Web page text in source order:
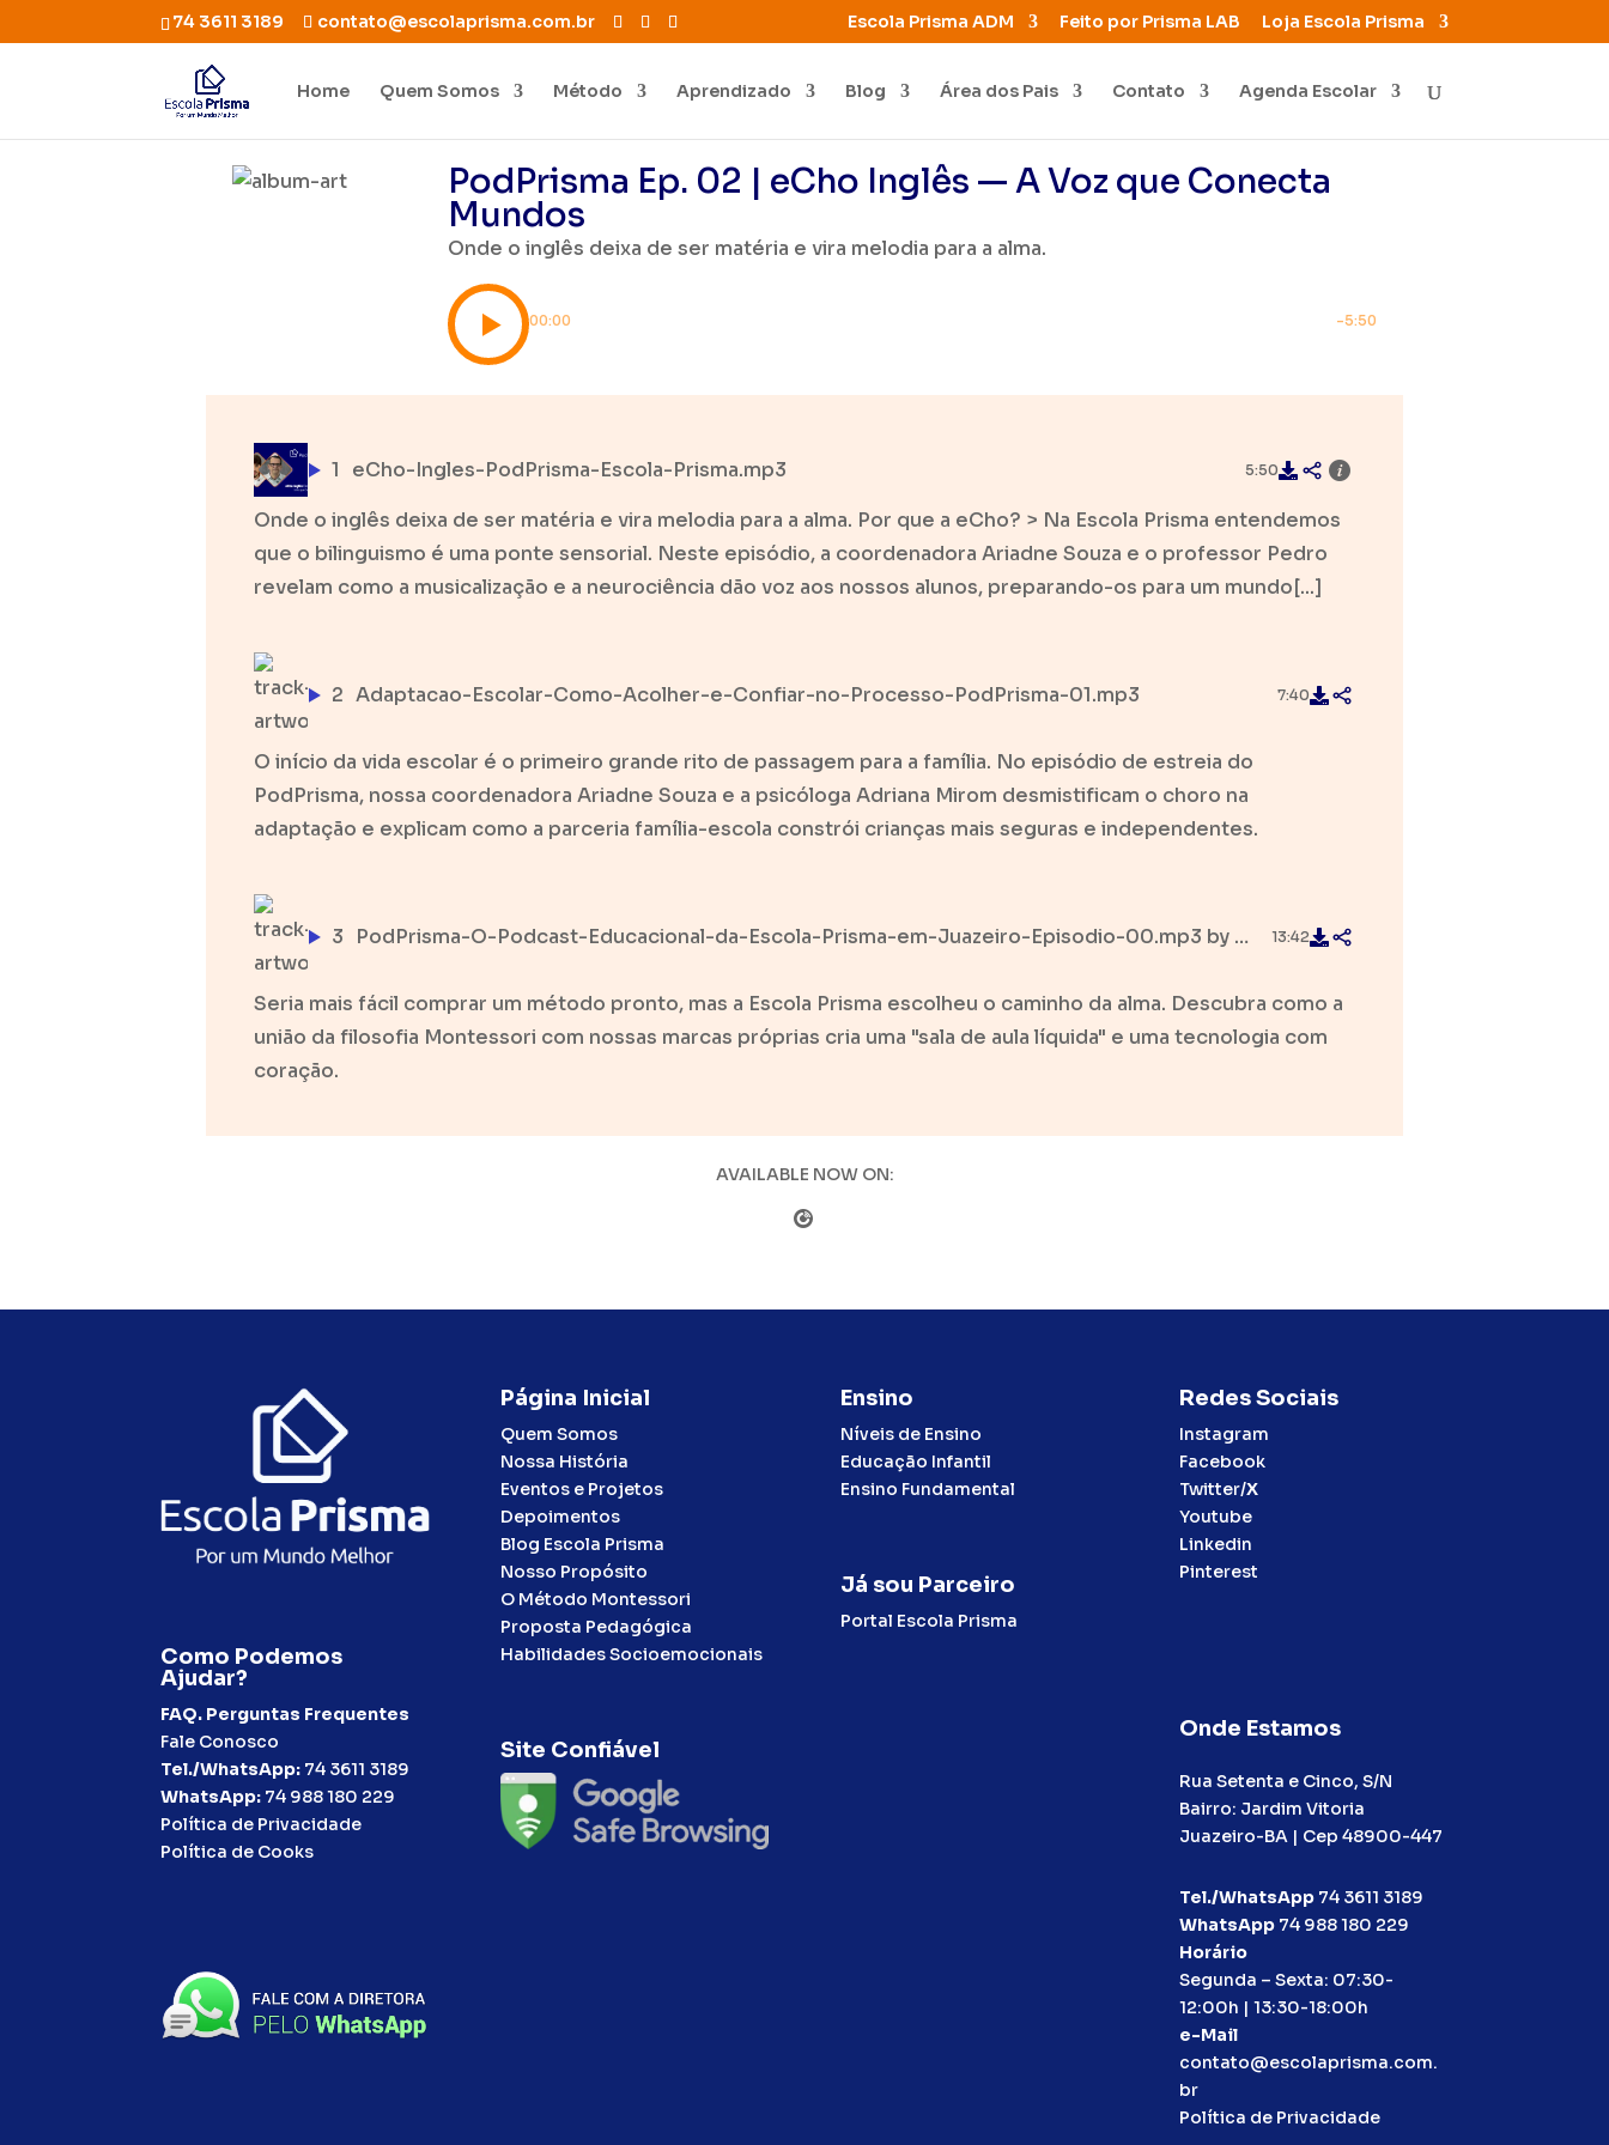
74 3611 3189 contato@escolaprisma.com.br Escola Prisma ADM Feito por Prisma LAB Loja Escola Prisma
Home Quem Somos Método Aprendizado Blog Área dos Pais Contato Agenda Escolar
PodPrisma Ep. 02 | eCho Inglês — A Voz que Conecta
Mundos
Onde o inglês deixa de ser matéria e vira melodia para a alma.
00:00 -5:50
1 eCho-Ingles-PodPrisma-Escola-Prisma.mp3 5:50
Onde o inglês deixa de ser matéria e vira melodia para a alma. Por que a eCho? > Na Escola Prisma entendemos
que o bilinguismo é uma ponte sensorial. Neste episódio, a coordenadora Ariadne Souza e o professor Pedro
revelam como a musicalização e a neurociência dão voz aos nossos alunos, preparando-os para um mundo[...]
2 Adaptacao-Escolar-Como-Acolher-e-Confiar-no-Processo-PodPrisma-01.mp3 7:40
O início da vida escolar é o primeiro grande rito de passagem para a família. No episódio de estreia do
PodPrisma, nossa coordenadora Ariadne Souza e a psicóloga Adriana Mirom desmistificam o choro na
adaptação e explicam como a parceria família-escola constrói crianças mais seguras e independentes.
3 PodPrisma-O-Podcast-Educacional-da-Escola-Prisma-em-Juazeiro-Episodio-00.mp3 by PodPrisma Beto e Claudia 13:42
Seria mais fácil comprar um método pronto, mas a Escola Prisma escolheu o caminho da alma. Descubra como a
união da filosofia Montessori com nossas marcas próprias cria uma "sala de aula líquida" e uma tecnologia com
coração.
AVAILABLE NOW ON:
Como Podemos
Ajudar?
FAQ. Perguntas Frequentes
Fale Conosco
Tel./WhatsApp: 74 3611 3189
WhatsApp: 74 988 180 229
Política de Privacidade
Política de Cooks
Página Inicial
Quem Somos
Nossa História
Eventos e Projetos
Depoimentos
Blog Escola Prisma
Nosso Propósito
O Método Montessori
Proposta Pedagógica
Habilidades Socioemocionais
Site Confiável
Ensino
Níveis de Ensino
Educação Infantil
Ensino Fundamental
Já sou Parceiro
Portal Escola Prisma
Redes Sociais
Instagram
Facebook
Twitter/X
Youtube
Linkedin
Pinterest
Onde Estamos
Rua Setenta e Cinco, S/N
Bairro: Jardim Vitoria
Juazeiro-BA | Cep 48900-447
Tel./WhatsApp 74 3611 3189
WhatsApp 74 988 180 229
Horário
Segunda – Sexta: 07:30-
12:00h | 13:30-18:00h
e-Mail
contato@escolaprisma.com.
br
Política de Privacidade